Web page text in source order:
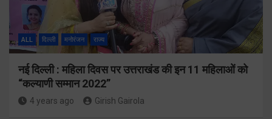
ALL दिल्ली मनोरंजन राज्य
नई दिल्ली : महिला दिवस पर उत्तराखंड की इन 11 महिलाओं को
“कल्याणी सम्मान 2022”
4 years ago Girish Gairola